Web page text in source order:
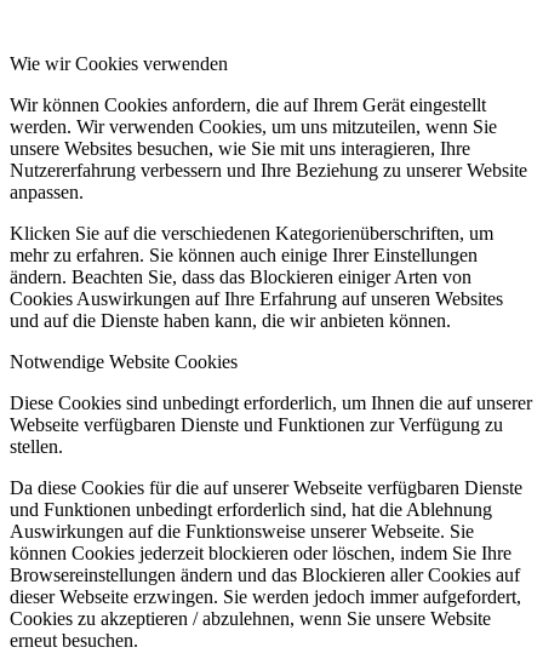
Wie wir Cookies verwenden
Wir können Cookies anfordern, die auf Ihrem Gerät eingestellt
werden. Wir verwenden Cookies, um uns mitzuteilen, wenn Sie
unsere Websites besuchen, wie Sie mit uns interagieren, Ihre
Nutzererfahrung verbessern und Ihre Beziehung zu unserer Website
anpassen.
Klicken Sie auf die verschiedenen Kategorienüberschriften, um
mehr zu erfahren. Sie können auch einige Ihrer Einstellungen
ändern. Beachten Sie, dass das Blockieren einiger Arten von
Cookies Auswirkungen auf Ihre Erfahrung auf unseren Websites
und auf die Dienste haben kann, die wir anbieten können.
Notwendige Website Cookies
Diese Cookies sind unbedingt erforderlich, um Ihnen die auf unserer
Webseite verfügbaren Dienste und Funktionen zur Verfügung zu
stellen.
Da diese Cookies für die auf unserer Webseite verfügbaren Dienste
und Funktionen unbedingt erforderlich sind, hat die Ablehnung
Auswirkungen auf die Funktionsweise unserer Webseite. Sie
können Cookies jederzeit blockieren oder löschen, indem Sie Ihre
Browsereinstellungen ändern und das Blockieren aller Cookies auf
dieser Webseite erzwingen. Sie werden jedoch immer aufgefordert,
Cookies zu akzeptieren / abzulehnen, wenn Sie unsere Website
erneut besuchen.